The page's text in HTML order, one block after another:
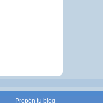
Propón tu blog